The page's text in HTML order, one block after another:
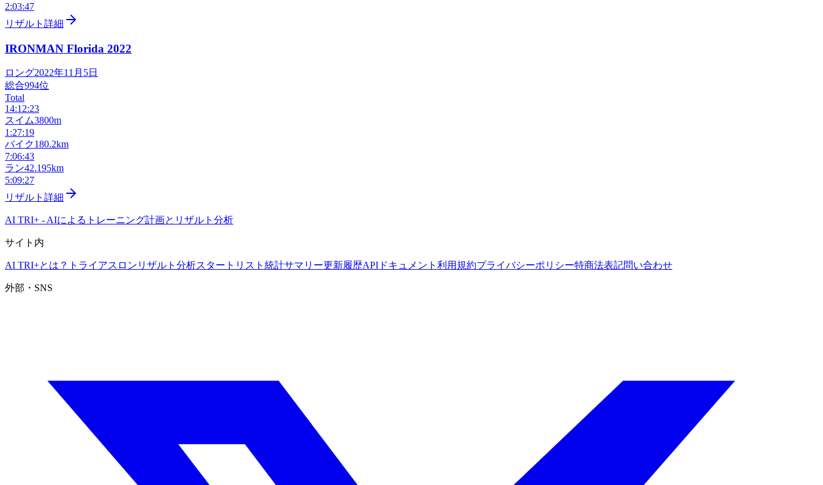
2:03:47
リザルト詳細
IRONMAN Florida 2022
ロング2022年11月5日
総合994位
Total
14:12:23
スイム3800m
1:27:19
バイク180.2km
7:06:43
ラン42.195km
5:09:27
リザルト詳細
AI TRI+ - AIによるトレーニング計画とリザルト分析
サイト内
AI TRI+とは？ トライアスロンリザルト分析スタートリスト 統計サマリー更新履歴APIドキュメント 利用規約プライバシーポリシー特商法表記問い合わせ
外部・SNS